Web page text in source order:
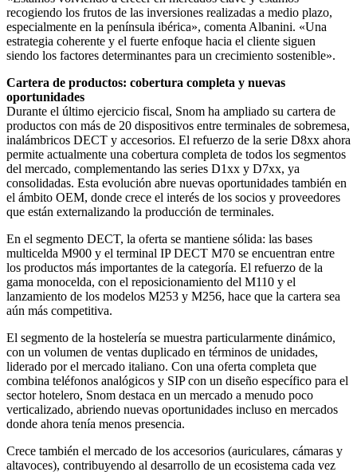
recogiendo los frutos de las inversiones realizadas a medio plazo,
especialmente en la península ibérica», comenta Albanini. «Una
estrategia coherente y el fuerte enfoque hacia el cliente siguen
siendo los factores determinantes para un crecimiento sostenible».
Cartera de productos: cobertura completa y nuevas
oportunidades
Durante el último ejercicio fiscal, Snom ha ampliado su cartera de
productos con más de 20 dispositivos entre terminales de sobremesa,
inalámbricos DECT y accesorios. El refuerzo de la serie D8xx ahora
permite actualmente una cobertura completa de todos los segmentos
del mercado, complementando las series D1xx y D7xx, ya
consolidadas. Esta evolución abre nuevas oportunidades también en
el ámbito OEM, donde crece el interés de los socios y proveedores
que están externalizando la producción de terminales.
En el segmento DECT, la oferta se mantiene sólida: las bases
multicelda M900 y el terminal IP DECT M70 se encuentran entre
los productos más importantes de la categoría. El refuerzo de la
gama monocelda, con el reposicionamiento del M110 y el
lanzamiento de los modelos M253 y M256, hace que la cartera sea
aún más competitiva.
El segmento de la hostelería se muestra particularmente dinámico,
con un volumen de ventas duplicado en términos de unidades,
liderado por el mercado italiano. Con una oferta completa que
combina teléfonos analógicos y SIP con un diseño específico para el
sector hotelero, Snom destaca en un mercado a menudo poco
verticalizado, abriendo nuevas oportunidades incluso en mercados
donde ahora tenía menos presencia.
Crece también el mercado de los accesorios (auriculares, cámaras y
altavoces), contribuyendo al desarrollo de un ecosistema cada vez